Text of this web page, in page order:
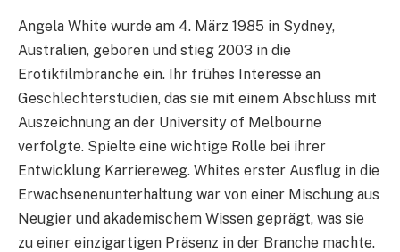
Angela White wurde am 4. März 1985 in Sydney,
Australien, geboren und stieg 2003 in die
Erotikfilmbranche ein. Ihr frühes Interesse an
Geschlechterstudien, das sie mit einem Abschluss mit
Auszeichnung an der University of Melbourne
verfolgte. Spielte eine wichtige Rolle bei ihrer
Entwicklung Karriereweg. Whites erster Ausflug in die
Erwachsenenunterhaltung war von einer Mischung aus
Neugier und akademischem Wissen geprägt, was sie
zu einer einzigartigen Präsenz in der Branche machte.